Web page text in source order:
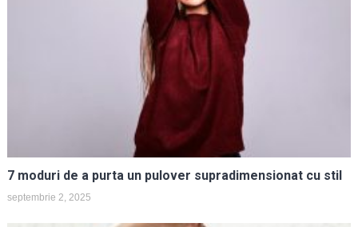
7 moduri de a purta un pulover supradimensionat cu stil
septembrie 2, 2025